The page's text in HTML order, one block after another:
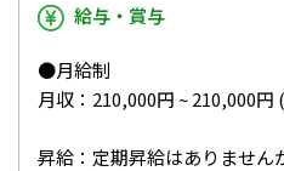
給与・賞与
●月給制
月収：210,000円 ~ 210,000
昇給：定期昇給はありません